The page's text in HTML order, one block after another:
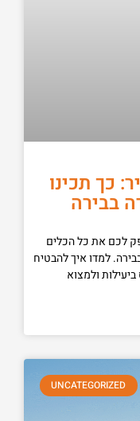
כך תכינו
בבירה
לכם את כל הכלים
למדו איך להבטיח
ולמצוא
UNCATEGORIZED